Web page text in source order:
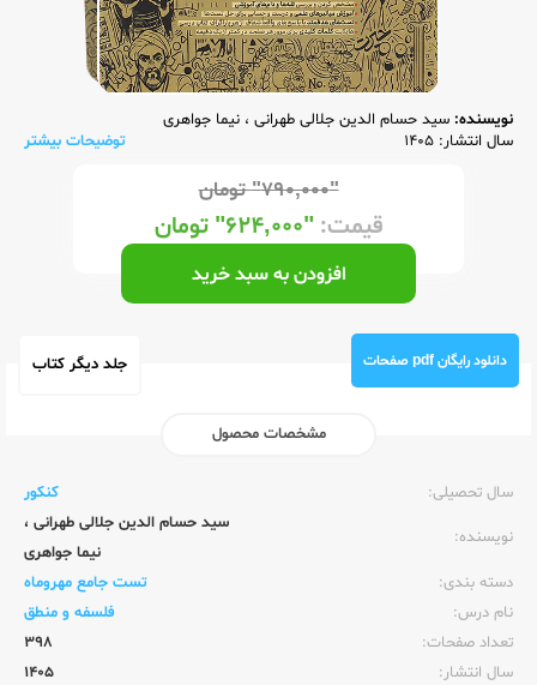
نویسنده: سید حسام الدین جلالی طهرانی ، نیما جواهری
سال انتشار: 1405
توضیحات بیشتر
"۷۹۰,۰۰۰" تومان
قیمت:"۶۲۴,۰۰۰" تومان
افزودن به سبد خرید
دانلود رایگان pdf صفحات جلد دیگر کتاب
مشخصات محصول
سال تحصیلی:‌
کنکور
نویسنده:‌
سید حسام الدین جلالی طهرانی ،
نیما جواهری
دسته بندی:
تست جامع مهروماه
نام درس:
فلسفه و منطق
تعداد صفحات:‌
398
سال انتشار:‌
1405